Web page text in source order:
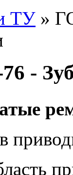
ТУ »
-